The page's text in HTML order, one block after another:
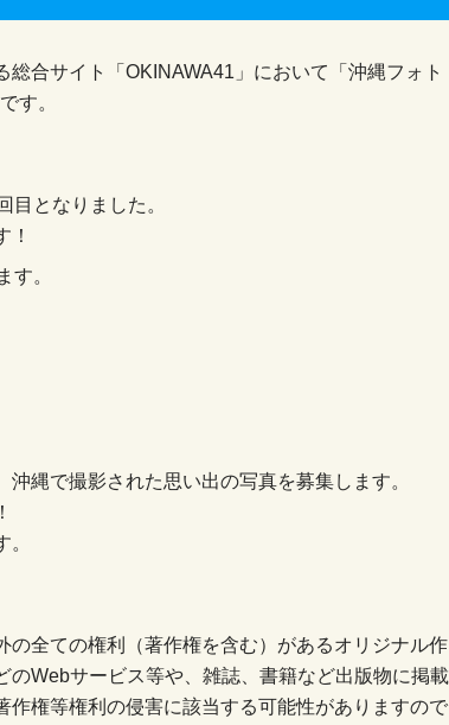
合サイト「OKINAWA41」において「沖縄フォト
す。
となりました。
！
す。
縄で撮影された思い出の写真を募集します。
全ての権利（著作権を含む）があるオリジナル作
Webサービス等や、雑誌、書籍など出版物に掲載
権等権利の侵害に該当する可能性がありますので